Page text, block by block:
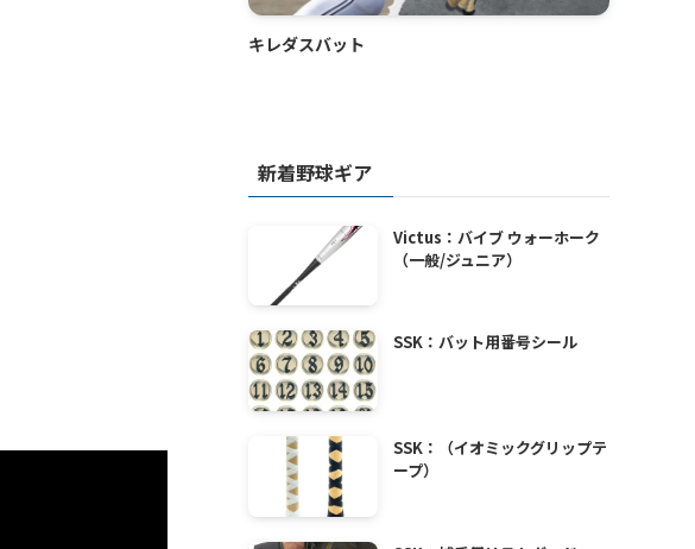
キレダスバット
新着野球ギア
Victus：バイブ ウォーホーク
（一般/ジュニア）
SSK：バット用番号シール
SSK：（イオミックグリップテ
ープ）